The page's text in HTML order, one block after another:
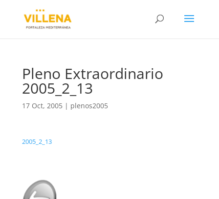
Pleno Extraordinario
2005_2_13
17 Oct, 2005| plenos2005
2005_2_13